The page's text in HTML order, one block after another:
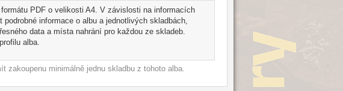
PDF o velikosti A4. V závislosti na informacích
informace o albu a jednotlivých skladbách,
data a místa nahrání pro každou ze skladeb.
alba.
zakoupenu minimálně jednu skladbu z tohoto alba.